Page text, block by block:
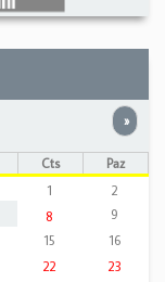
»
Cts
Paz
1
2
8
9
15
16
22
23